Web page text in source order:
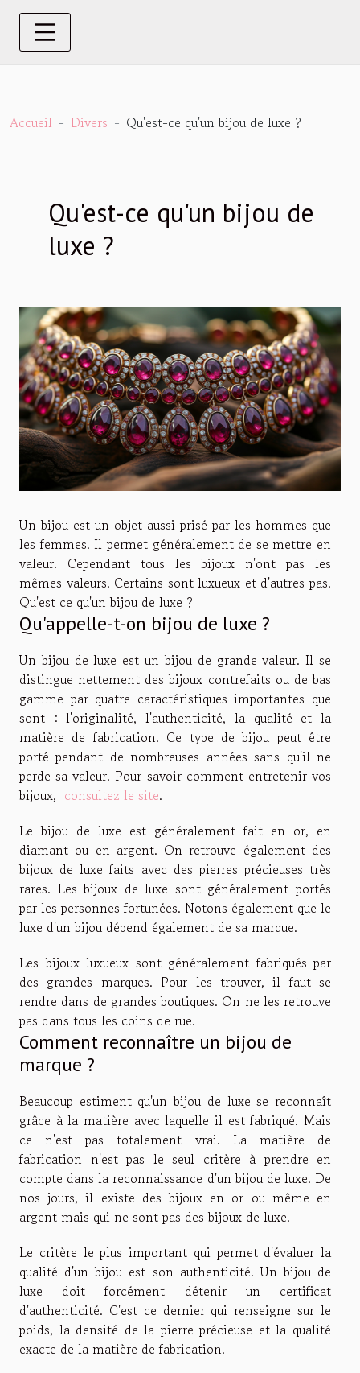
Accueil Divers Qu'est-ce qu'un bijou de luxe ?
Qu'est-ce qu'un bijou de
luxe ?
Un bijou est un objet aussi prisé par les hommes que
les femmes. Il permet généralement de se mettre en
valeur. Cependant tous les bijoux n'ont pas les
mêmes valeurs. Certains sont luxueux et d'autres pas.
Qu'est ce qu'un bijou de luxe ?
Qu'appelle-t-on bijou de luxe ?
Un bijou de luxe est un bijou de grande valeur. Il se
distingue nettement des bijoux contrefaits ou de bas
gamme par quatre caractéristiques importantes que
sont : l'originalité, l'authenticité, la qualité et la
matière de fabrication. Ce type de bijou peut être
porté pendant de nombreuses années sans qu'il ne
perde sa valeur. Pour savoir comment entretenir vos
bijoux, consultez le site.
Le bijou de luxe est généralement fait en or, en
diamant ou en argent. On retrouve également des
bijoux de luxe faits avec des pierres précieuses très
rares. Les bijoux de luxe sont généralement portés
par les personnes fortunées. Notons également que le
luxe d'un bijou dépend également de sa marque.
Les bijoux luxueux sont généralement fabriqués par
des grandes marques. Pour les trouver, il faut se
rendre dans de grandes boutiques. On ne les retrouve
pas dans tous les coins de rue.
Comment reconnaître un bijou de
marque ?
Beaucoup estiment qu'un bijou de luxe se reconnaît
grâce à la matière avec laquelle il est fabriqué. Mais
ce n'est pas totalement vrai. La matière de
fabrication n'est pas le seul critère à prendre en
compte dans la reconnaissance d'un bijou de luxe. De
nos jours, il existe des bijoux en or ou même en
argent mais qui ne sont pas des bijoux de luxe.
Le critère le plus important qui permet d'évaluer la
qualité d'un bijou est son authenticité. Un bijou de
luxe doit forcément détenir un certificat
d'authenticité. C'est ce dernier qui renseigne sur le
poids, la densité de la pierre précieuse et la qualité
exacte de la matière de fabrication.